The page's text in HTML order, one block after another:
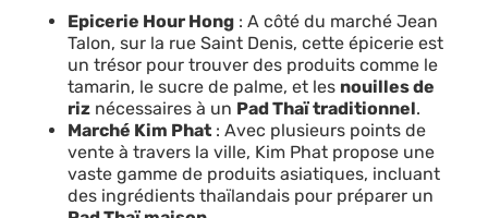
Epicerie Hour Hong : A côté du marché Jean
Talon, sur la rue Saint Denis, cette épicerie est
un trésor pour trouver des produits comme le
tamarin, le sucre de palme, et les nouilles de
riz nécessaires à un Pad Thaï traditionnel.
Marché Kim Phat : Avec plusieurs points de
vente à travers la ville, Kim Phat propose une
vaste gamme de produits asiatiques, incluant
des ingrédients thaïlandais pour préparer un